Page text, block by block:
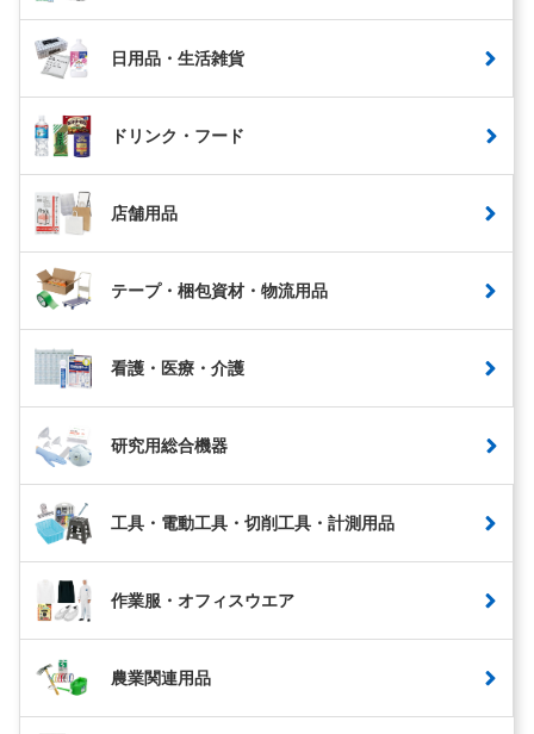
日用品・生活雑貨
ドリンク・フード
店舗用品
テープ・梱包資材・物流用品
看護・医療・介護
研究用総合機器
工具・電動工具・切削工具・計測用品
作業服・オフィスウエア
農業関連用品